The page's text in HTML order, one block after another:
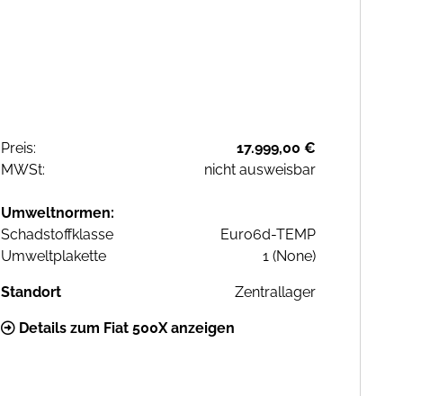
Preis:
17.999,00 €
MWSt:
nicht ausweisbar
Umweltnormen:
Schadstoffklasse
Euro6d-TEMP
Umweltplakette
1 (None)
Standort Zentrallager
Details zum Fiat 500X anzeigen